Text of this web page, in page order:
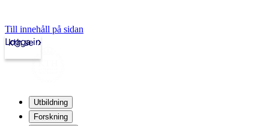
Till innehåll på sidan
kth.se
Logga in
Utbildning
Forskning